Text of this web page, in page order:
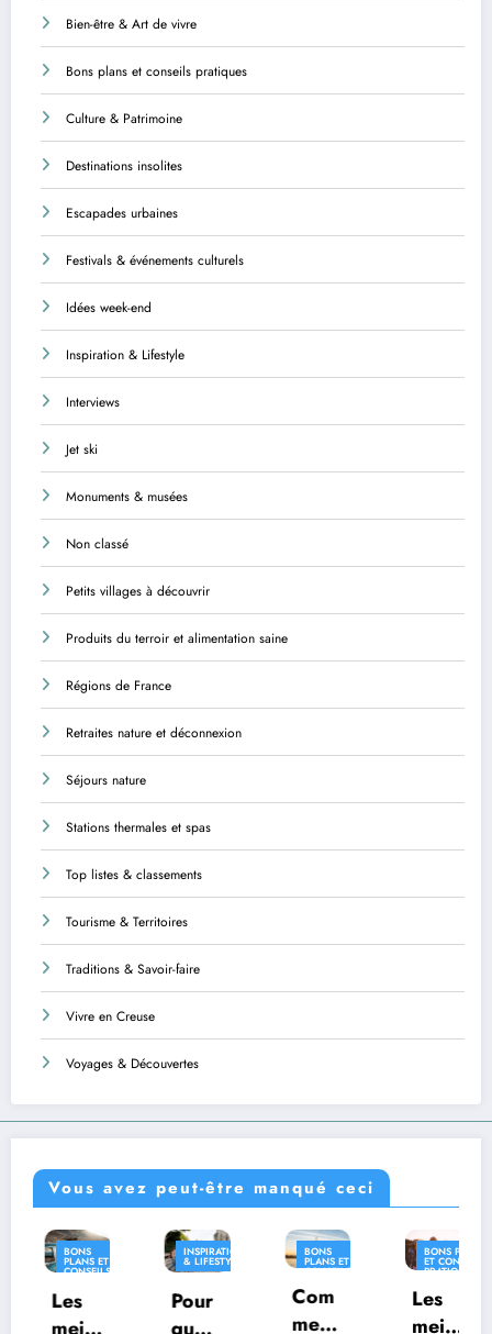
Bien-être & Art de vivre
Bons plans et conseils pratiques
Culture & Patrimoine
Destinations insolites
Escapades urbaines
Festivals & événements culturels
Idées week-end
Inspiration & Lifestyle
Interviews
Jet ski
Monuments & musées
Non classé
Petits villages à découvrir
Produits du terroir et alimentation saine
Régions de France
Retraites nature et déconnexion
Séjours nature
Stations thermales et spas
Top listes & classements
Tourisme & Territoires
Traditions & Savoir-faire
Vivre en Creuse
Voyages & Découvertes
Vous avez peut-être manqué ceci
& LIFESTYLE
BONS
PLANS ET
CONSEILS
Com
ment
ET CONSEILS
PRATIQUES
Les
meill
&